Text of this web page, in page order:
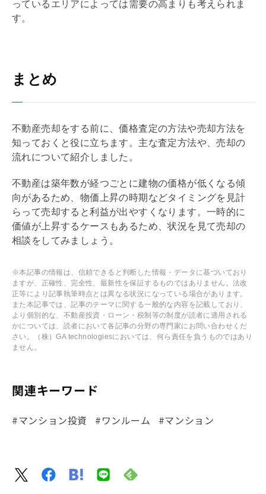
っているエリアによっては需要の高まりも考えられま
す。
まとめ
不動産売却をする前に、価格査定の方法や売却方法を
知っておくと役に立ちます。主な査定方法や、売却の
流れについて紹介しました。
不動産は築年数が経つごとに建物の価格が低くなる傾
向があるため、物価上昇の時期などタイミングを見計
らって売却すると利益が出やすくなります。一時的に
価値が上昇するケースもあるため、状況を見て売却の
相談をしてみましょう。
※本記事の情報は、信頼できると判断した情報・データに基づいており
ますが、正確性、完全性、最新性を保証するものではありません。法改
正等により記事執筆時点とは異なる状況になっている場合があります。
また本記事では、記事のテーマに関する一般的な内容を記載しており、
より個別的な、不動産投資・ローン・税制等の制度が読者に適用される
かについては、読者において各記事の分野の専門家にお問い合わせくだ
さい。（株）GA technologiesにおいては、何ら責任を負うものではあり
ません。
関連キーワード
#マンション投資 #ワンルーム #マンション